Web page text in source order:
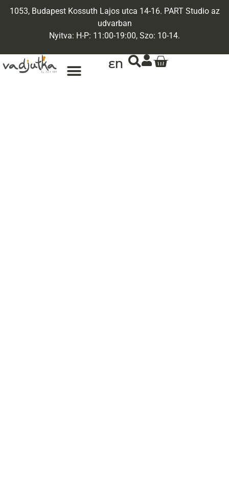
1053, Budapest Kossuth Lajos utca 14-16. PART Studio az
udvarban
Nyitva: H-P: 11:00-19:00, Szo: 10-14.
EN